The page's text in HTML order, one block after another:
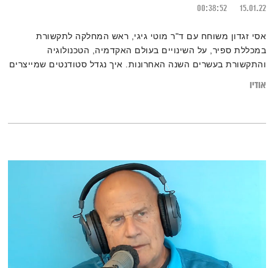
15.01.22
00:38:52
אסי זגדון משוחח עם ד"ר מוטי גיגי, ראש המחלקה לתקשורת
במכללת ספיר, על השינויים בעולם האקדמיה, הטכנולוגיה
והתקשורת בעשרים השנה האחרונות. איך נגדל סטודנטים שמייצרים
אודיו